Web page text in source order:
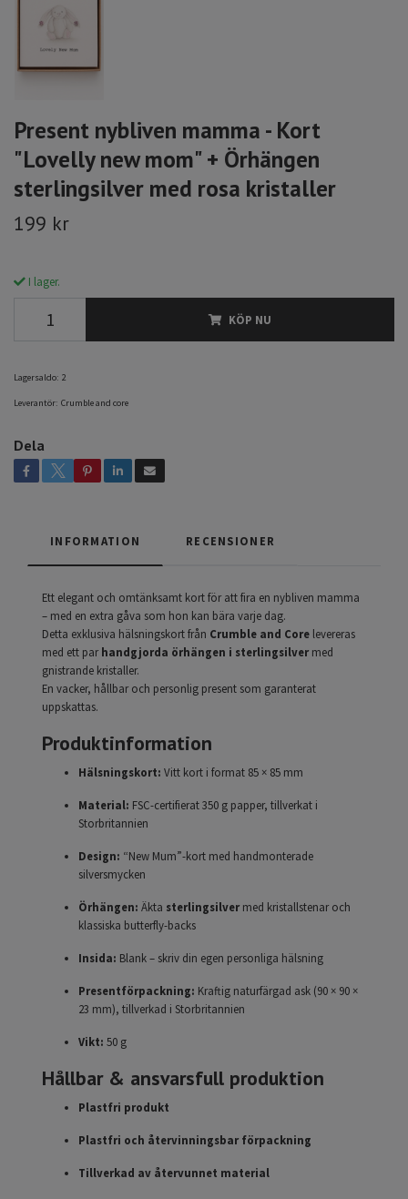
Present nybliven mamma - Kort
"Lovelly new mom" + Örhängen
sterlingsilver med rosa kristaller
199 kr
I lager.
KÖP NU
Lagersaldo: 2
Leverantör: Crumble and core
Dela
INFORMATION RECENSIONER
Ett elegant och omtänksamt kort för att fira en nybliven mamma
– med en extra gåva som hon kan bära varje dag.
Detta exklusiva hälsningskort från Crumble and Core levereras
med ett parhandgjorda örhängen i sterlingsilver med
gnistrande kristaller.
En vacker, hållbar och personlig present som garanterat
uppskattas.
Produktinformation
Hälsningskort: Vitt kort i format 85 × 85 mm
Material: FSC-certifierat 350 g papper, tillverkat i
Storbritannien
Design: “New Mum”-kort med handmonterade
silversmycken
Örhängen: Äkta sterlingsilver med kristallstenar och
klassiska butterfly-backs
Insida: Blank – skriv din egen personliga hälsning
Presentförpackning: Kraftig naturfärgad ask (90 × 90 ×
23 mm), tillverkad i Storbritannien
Vikt: 50 g
Hållbar & ansvarsfull produktion
Plastfri produkt
Plastfri och återvinningsbar förpackning
Tillverkad av återvunnet material